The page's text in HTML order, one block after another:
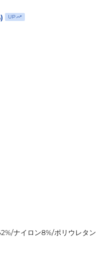
UP
ナイロン8%/ポリウレタン